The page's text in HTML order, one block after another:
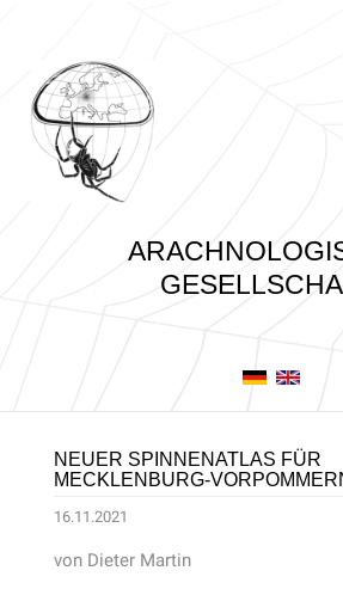
NEUER SPINNENATLAS FÜR
MECKLENBURG-
16.11.2021
von Dieter Martin